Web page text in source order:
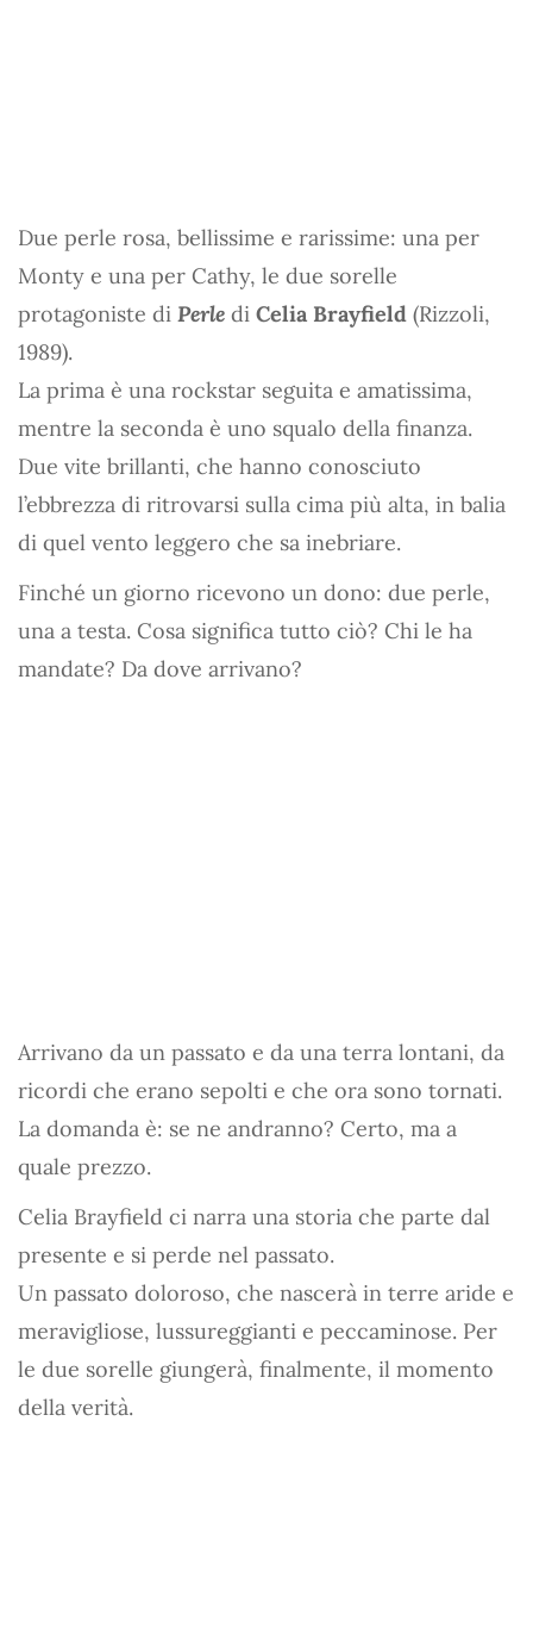
Due perle rosa, bellissime e rarissime: una per
Monty e una per Cathy, le due sorelle
protagoniste di Perle di Celia Brayfield (Rizzoli,
1989).
La prima è una rockstar seguita e amatissima,
mentre la seconda è uno squalo della finanza.
Due vite brillanti, che hanno conosciuto
l’ebbrezza di ritrovarsi sulla cima più alta, in balia
di quel vento leggero che sa inebriare.
Finché un giorno ricevono un dono: due perle,
una a testa. Cosa significa tutto ciò? Chi le ha
mandate? Da dove arrivano?
Arrivano da un passato e da una terra lontani, da
ricordi che erano sepolti e che ora sono tornati.
La domanda è: se ne andranno? Certo, ma a
quale prezzo.
Celia Brayfield ci narra una storia che parte dal
presente e si perde nel passato.
Un passato doloroso, che nascerà in terre aride e
meravigliose, lussureggianti e peccaminose. Per
le due sorelle giungerà, finalmente, il momento
della verità.